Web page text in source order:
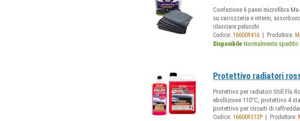
Confezione 6 panni microfibra
su carrozzeria e interni,
rilasciare pelucchi
Codice: 166009416 | Produttore:
Disponibile Normalmente
Protettivo radiatori
Protettivo per radiatori Still Flu
ebollizione 110°C, protettivo 4
protettivo per circuiti di
Codice: 166009312P | Produttore: